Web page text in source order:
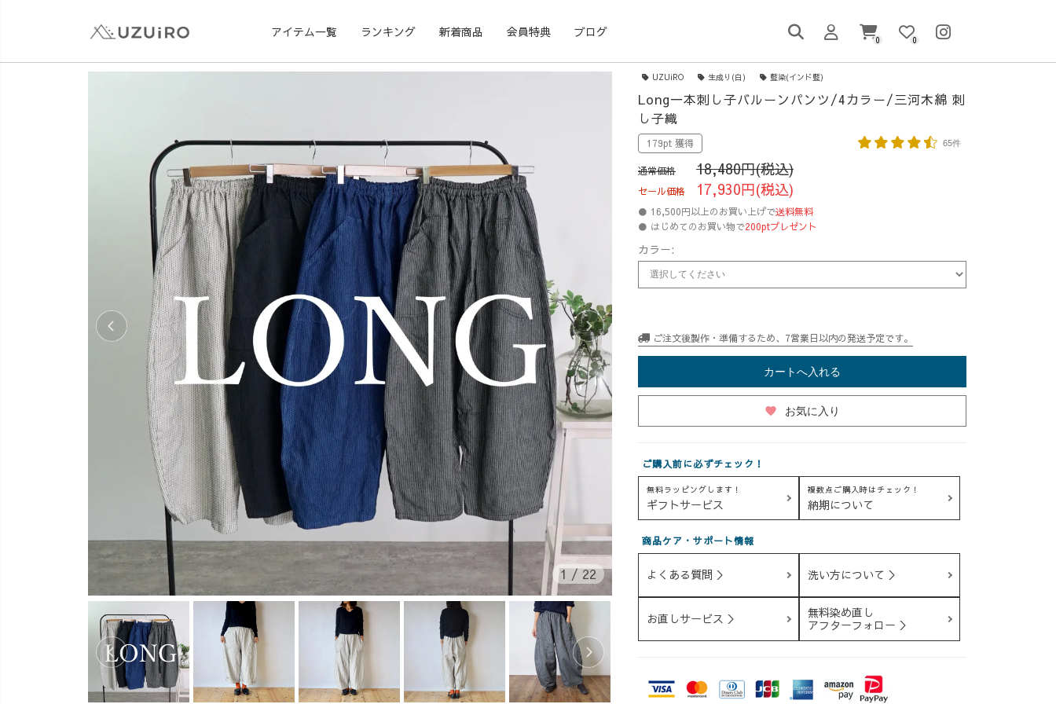
アイテム一覧 ランキング 新着商品 会員特典 ブログ
0 0
1/22
UZUiRO 生成り(白) 藍染(インド藍)
Long一本刺し子バルーンパンツ/4カラー/三河木綿 刺
し子織
179pt 獲得 65件
通常価格 18,480円(税込)
セール価格 17,930円(税込)
● 16,500円以上のお買い上げで送料無料
● はじめてのお買い物で200ptプレゼント
カラー:
ご注文後製作・準備するため、7営業日以内の発送予定です。
カートへ入れる
favorite お気に入り
ご購入前に必ずチェック！
無料ラッピングします！
ギフトサービス
複数点ご購入時はチェック！
納期について
商品ケア・サポート情報
よくある質問 ＞ 洗い方について ＞
お直しサービス ＞
無料染め直し
アフターフォロー ＞